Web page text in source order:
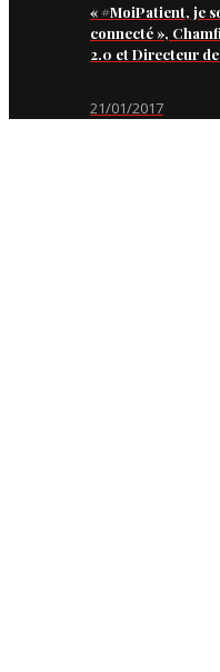
« #MoiPatient, je
connecté »,
2.0 et Directeur
21/01/2017